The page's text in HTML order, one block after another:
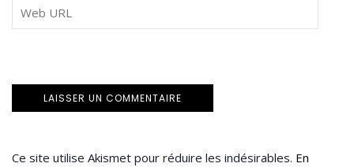
Ce site utilise Akismet pour réduire les indésirables. En